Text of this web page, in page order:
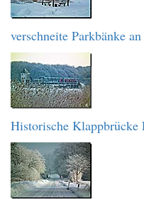
verschneite Parkbänke
Historische